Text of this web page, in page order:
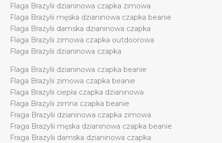
Flaga Brazylii dzianinowa czapka zimowa
Flaga Brazylii męska dzianinowa czapka beanie
Flaga Brazylii damska dzianinowa czapka
Flaga Brazylii zimowa czapka outdoorowa
Flaga Brazylii dzianinowa czapka
Flaga Brazylii dzianinowa czapka beanie
Flaga Brazylii zimowa czapka beanie
Flaga Brazylii ciepła czapka dzianinowa
Flaga Brazylii zimna czapka beanie
Fraga Brazylii dzianinowa czapka zimowa
Fraga Brazylii męska dzianinowa czapka beanie
Fraga Brazylii damska dzianinowa czapka